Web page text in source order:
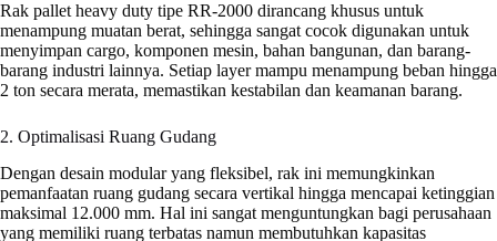
Rak pallet heavy duty tipe RR-2000 dirancang khusus untuk
menampung muatan berat, sehingga sangat cocok digunakan untuk
menyimpan cargo, komponen mesin, bahan bangunan, dan barang-
barang industri lainnya. Setiap layer mampu menampung beban hingga
2 ton secara merata, memastikan kestabilan dan keamanan barang.
2. Optimalisasi Ruang Gudang
Dengan desain modular yang fleksibel, rak ini memungkinkan
pemanfaatan ruang gudang secara vertikal hingga mencapai ketinggian
maksimal 12.000 mm. Hal ini sangat menguntungkan bagi perusahaan
yang memiliki ruang terbatas namun membutuhkan kapasitas